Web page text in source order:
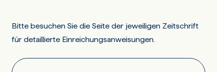
Bitte besuchen Sie die Seite der jeweiligen Zeitschrift
für detaillierte Einreichungsanweisungen.